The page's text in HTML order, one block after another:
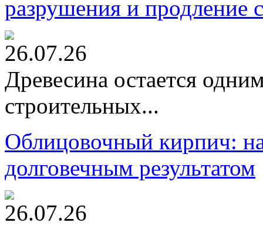
разрушения и продление
26.07.26
Древесина остается
строительных...
Облицовочный кирпич:
долговечным результатом
26.07.26